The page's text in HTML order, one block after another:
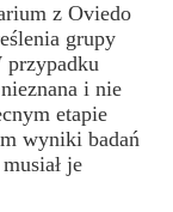
z Oviedo
grupy
przypadku
i nie
etapie
wyniki badań
je